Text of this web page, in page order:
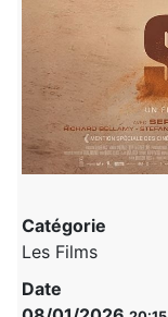
Catégorie
Les Films
Date